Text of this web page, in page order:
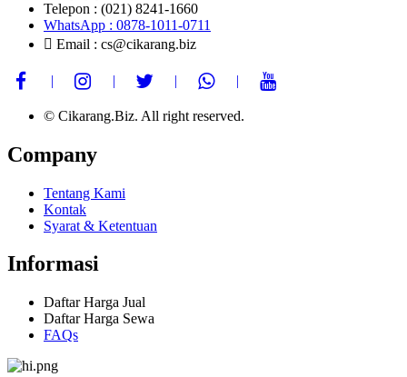
Telepon : (021) 8241-1660
WhatsApp : 0878-1011-0711
Email : cs@cikarang.biz
© Cikarang.Biz. All right reserved.
Company
Tentang Kami
Kontak
Syarat & Ketentuan
Informasi
Daftar Harga Jual
Daftar Harga Sewa
FAQs